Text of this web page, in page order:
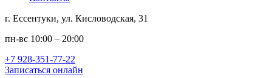
г. Ессентуки, ул. Кисловодская, 31
пн-вс 10:00 – 20:00
+7 928-351-77-22
Записаться онлайн